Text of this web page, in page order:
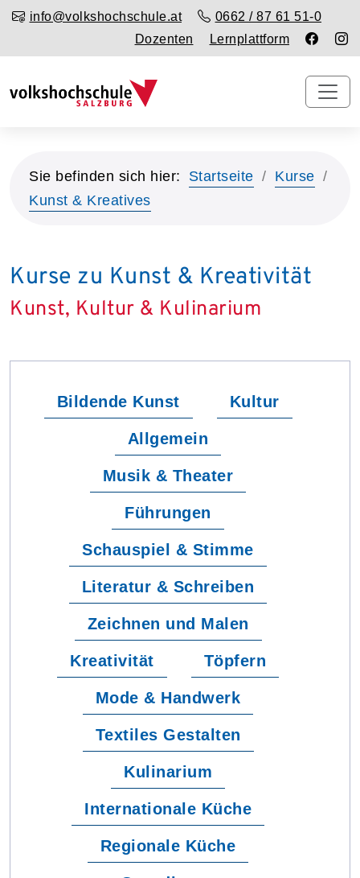
info@volkshochschule.at
0662 / 87 61 51-0
Dozenten
Lernplattform
Sie befinden sich hier: Startseite
Kurse
Kunst & Kreatives
Kurse zu Kunst & Kreativität
Kunst, Kultur & Kulinarium
Bildende Kunst Kultur
Allgemein
Musik & Theater
Führungen
Schauspiel & Stimme
Literatur & Schreiben
Zeichnen und Malen
Kreativität Töpfern
Mode & Handwerk
Textiles Gestalten
Kulinarium
Internationale Küche
Regionale Küche